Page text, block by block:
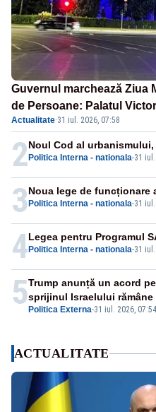
Guvernul marchează Ziua
de Persoane: Palatul
Actualitate·31 iul. 2026, 07:58
2 Politica Interna - nationala-31
Noul Cod al
3 Politica Interna - nationala-31
Noua lege de funcționare
4 Politica Interna - nationala-31
Legea pentru Programul
5 Politica Externa-31 iul. 2026, 07:54
Trump anunță un acord
sprijinul Israelului rămâne
ACTUALITATE